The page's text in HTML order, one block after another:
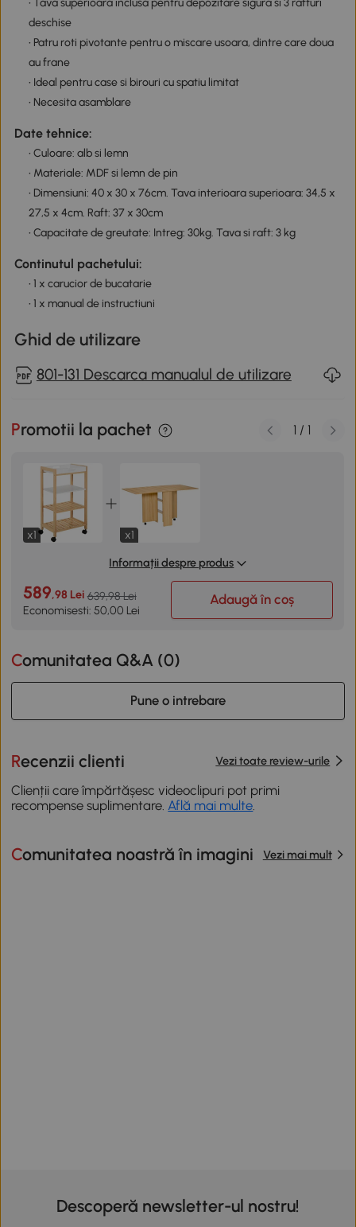
deschise
• Patru roti pivotante pentru o miscare usoara, dintre care doua
au frane
• Ideal pentru case si birouri cu spatiu limitat
• Necesita asamblare
Date tehnice:
• Culoare: alb si lemn
• Materiale: MDF si lemn de pin
• Dimensiuni: 40 x 30 x 76cm. Tava interioara superioara: 34,5 x
27,5 x 4cm. Raft: 37 x 30cm
• Capacitate de greutate: Intreg: 30kg. Tava si raft: 3 kg
Continutul pachetului:
• 1 x carucior de bucatarie
• 1 x manual de instructiuni
Ghid de utilizare
801-131 Descarca manualul de utilizare
Promotii la pachet
x1
x1
Informații despre produs
589,98 Lei 639,98 Lei
Economisesti: 50,00 Lei
Adaugă în coș
1 / 1
Comunitatea Q&A (0)
Pune o intrebare
Recenzii clienti Vezi toate review-urile
Clienții care împărtășesc videoclipuri pot primi
recompense suplimentare. Află mai multe.
Comunitatea noastră în imagini Vezi mai mult
Descoperă newsletter-ul nostru!